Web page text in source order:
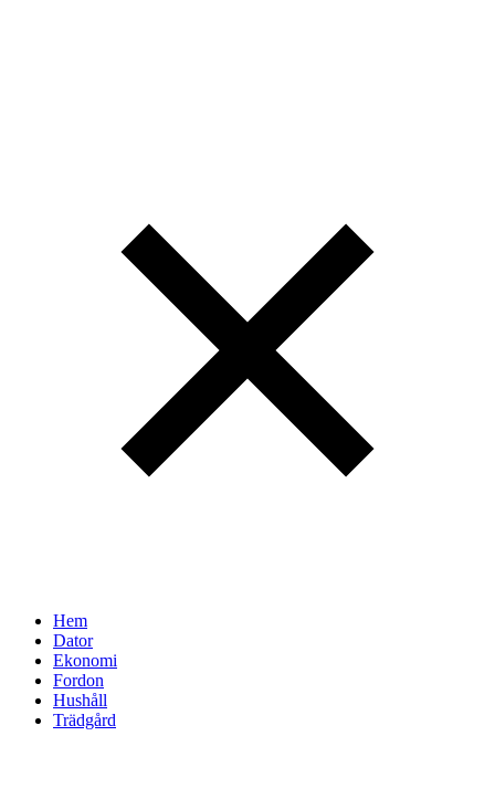
Hem
Dator
Ekonomi
Fordon
Hushåll
Trädgård